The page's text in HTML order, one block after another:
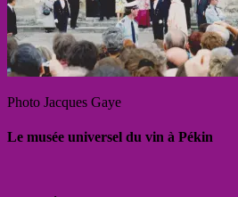
Photo Jacques Gaye
Le musée universel du vin à Pékin